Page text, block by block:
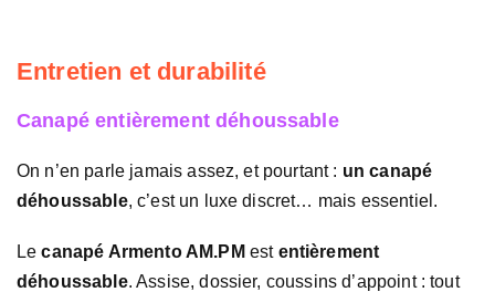
Entretien et durabilité
Canapé entièrement déhoussable
On n’en parle jamais assez, et pourtant : un canapé
déhoussable, c’est un luxe discret… mais essentiel.
Lecanapé Armento AM.PM est entièrement
déhoussable. Assise, dossier, coussins d’appoint : tout